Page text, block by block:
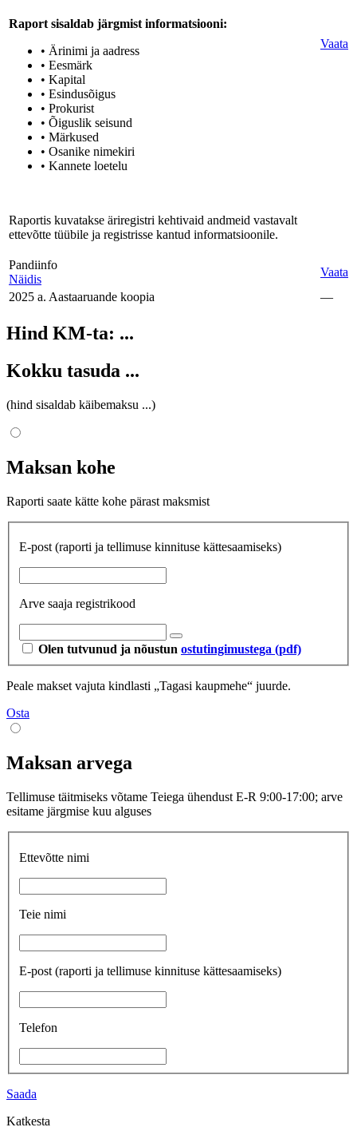
Raport sisaldab järgmist informatsiooni:
• Ärinimi ja aadress
• Eesmärk
• Kapital
• Esindusõigus
• Prokurist
• Õiguslik seisund
• Märkused
• Osanike nimekiri
• Kannete loetelu
Raportis kuvatakse äriregistri kehtivaid andmeid vastavalt
ettevõtte tüübile ja registrisse kantud informatsioonile.
Vaata
Pandiinfo
Näidis
Vaata
2025 a. Aastaaruande koopia
—
Hind KM-ta: ...
Kokku tasuda ...
(hind sisaldab käibemaksu ...)
Maksan kohe
Raporti saate kätte kohe pärast maksmist
E-post (raporti ja tellimuse kinnituse kättesaamiseks)
Arve saaja registrikood
Olen tutvunud ja nõustun ostutingimustega (pdf)
Peale makset vajuta kindlasti „Tagasi kaupmehe“ juurde.
Osta
Maksan arvega
Tellimuse täitmiseks võtame Teiega ühendust E-R 9:00-17:00; arve
esitame järgmise kuu alguses
Ettevõtte nimi
Teie nimi
E-post (raporti ja tellimuse kinnituse kättesaamiseks)
Telefon
Saada
Katkesta